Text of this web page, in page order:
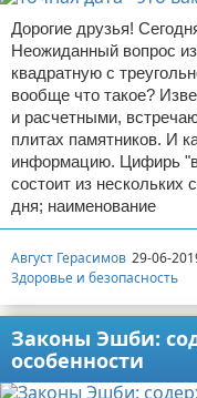
Дорогие друзья!
Неожиданный вопрос
квадратную с
вообще что такое?
и расчетными,
плитах памятников. И
информацию. Цифирь "в
состоит из
дня; наименование
Август Герасимов 29-06-
Здоровье и безопасность
Законы Эшби:
особенности